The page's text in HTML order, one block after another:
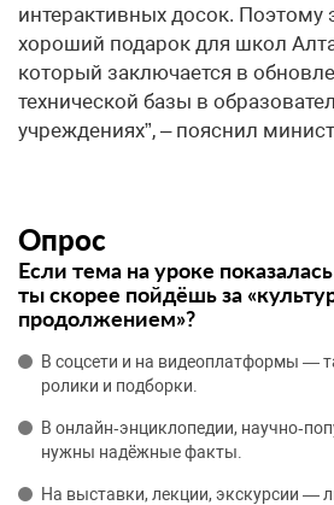
интерактивных досок. Поэтому
хороший подарок для школ
который заключается в
технической базы в
учреждениях”, – пояснил
Опрос
Если тема на уроке
ты скорее пойдёшь за
продолжением»?
В соцсети и на видеоплатформы —
ролики и подборки.
В онлайн‑энциклопедии,
нужны надёжные факты.
На выставки, лекции, экскурсии —